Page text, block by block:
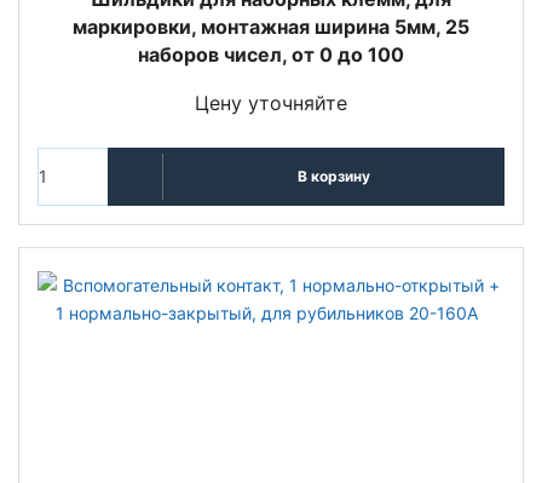
маркировки, монтажная ширина 5мм, 25
наборов чисел, от 0 до 100
Цену уточняйте
В корзину